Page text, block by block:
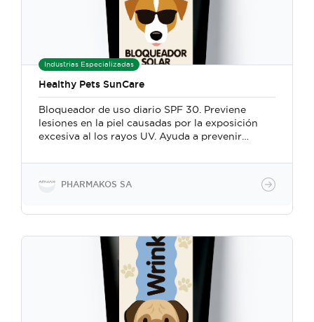
Industrias Especializadas
Healthy Pets SunCare
Bloqueador de uso diario SPF 30. Previene
lesiones en la piel causadas por la exposición
excesiva al los rayos UV. Ayuda a prevenir
PHARMAKOS SA